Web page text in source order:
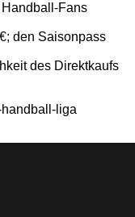
Fans
den Saisonpass
des Direktkaufs
liga